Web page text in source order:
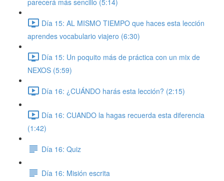
parecerá más sencillo (5:14)
Día 15: AL MISMO TIEMPO que haces esta lección
aprendes vocabulario viajero (6:30)
Día 15: Un poquito más de práctica con un mix de
NEXOS (5:59)
Día 16: ¿CUÁNDO harás esta lección? (2:15)
Día 16: CUANDO la hagas recuerda esta diferencia
(1:42)
Día 16: Quiz
Día 16: Misión escrita